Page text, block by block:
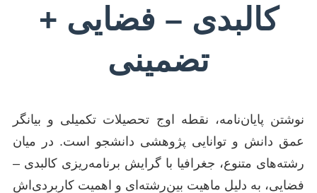
کالبدی – فضایی +
تضمینی
نوشتن پایان‌نامه، نقطه اوج تحصیلات تکمیلی و بیانگر
عمق دانش و توانایی پژوهشی دانشجو است. در میان
رشته‌های متنوع، جغرافیا با گرایش برنامه‌ریزی کالبدی –
فضایی، به دلیل ماهیت بین‌رشته‌ای و اهمیت کاربردی‌اش